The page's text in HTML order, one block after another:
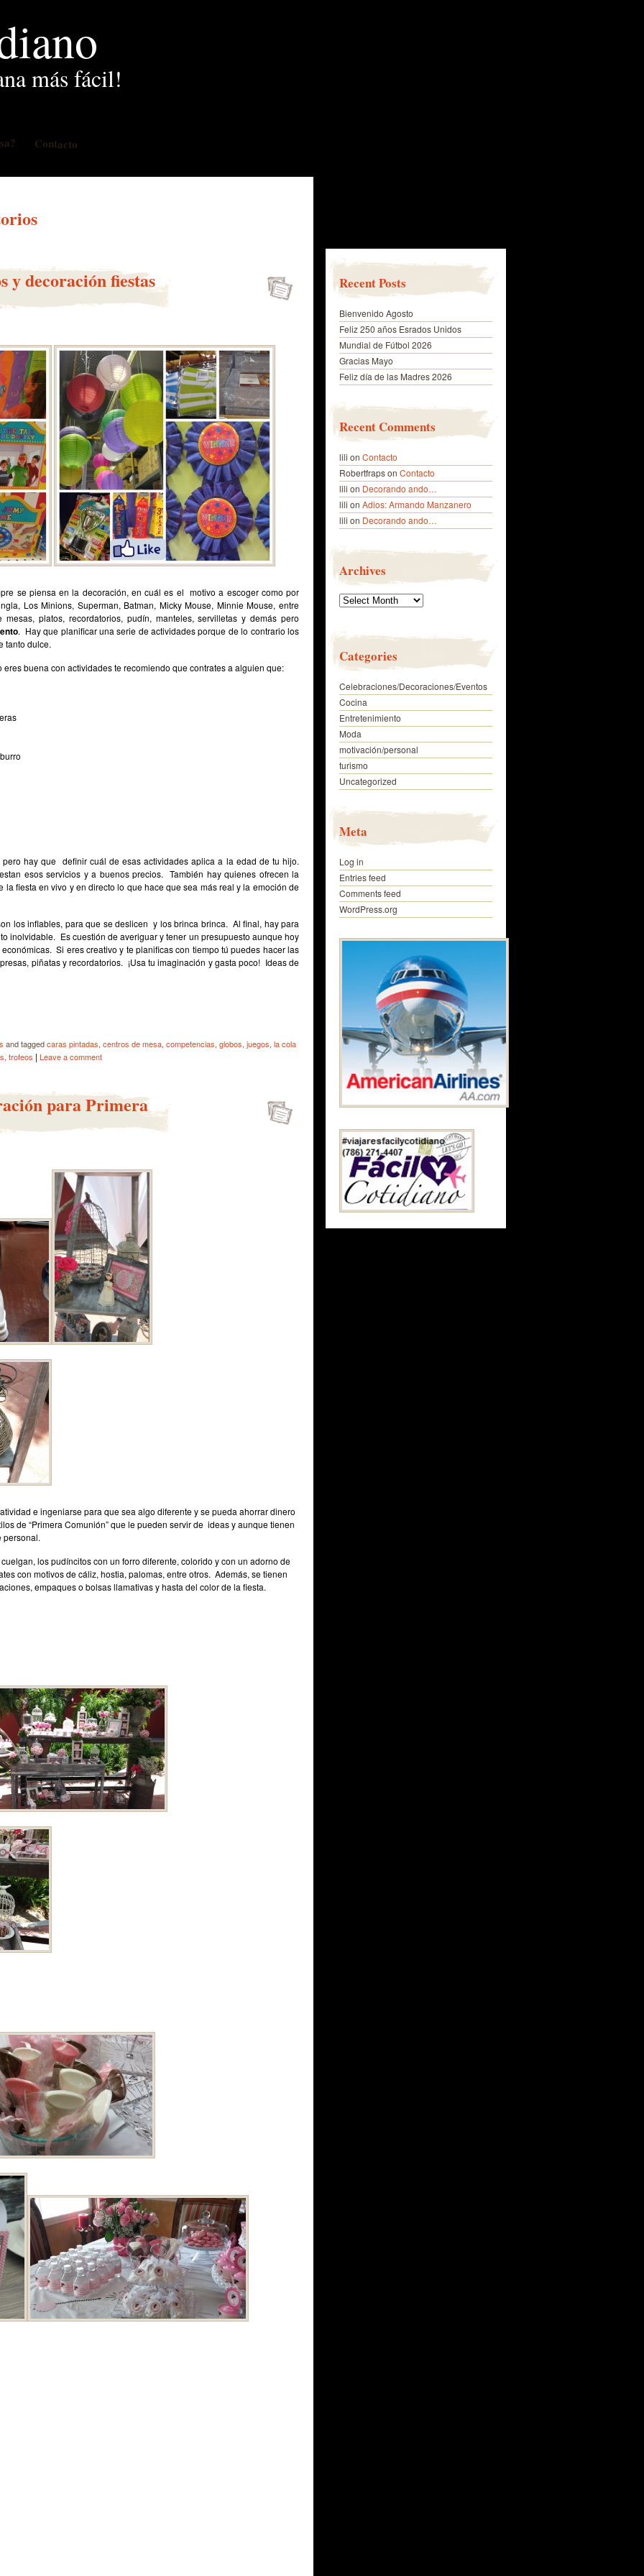
más fácil!
Contacto
y decoración fiestas
se piensa en la decoración, en cuál es el motivo a escoger como por
Los Minions, Superman, Batman, Micky Mouse, Minnie Mouse, entre
platos, recordatorios, pudín, manteles, servilletas y demás pero
. Hay que planificar una serie de actividades porque de lo contrario los
tanto dulce.
buena con actividades te recomiendo que contrates a alguien que:
hay que definir cuál de esas actividades aplica a la edad de tu hijo.
esos servicios y a buenos precios. También hay quienes ofrecen la
fiesta en vivo y en directo lo que hace que sea más real y la emoción de
los inflables, para que se deslicen y los brinca brinca. Al final, hay para
inolvidable. Es cuestión de averiguar y tener un presupuesto aunque hoy
Si eres creativo y te planificas con tiempo tú puedes hacer las
piñatas y recordatorios. ¡Usa tu imaginación y gasta poco! Ideas de
and taggedcaras pintadas, centros de mesa, competencias, globos, juegos, la cola
, trofeos | Leave a comment
para Primera
e ingeniarse para que sea algo diferente y se pueda ahorrar dinero
de “Primera Comunión” que le pueden servir de ideas y aunque tienen
personal.
los pudíncitos con un forro diferente, colorido y con un adorno de
con motivos de cáliz, hostia, palomas, entre otros. Además, se tienen
empaques o bolsas llamativas y hasta del color de la fiesta.
Recent Posts
Bienvenido Agosto
Feliz 250 años Esrados Unidos
Mundial de Fútbol 2026
Gracias Mayo
Feliz día de las Madres 2026
Recent Comments
lili on Contacto
Robertfrapson Contacto
lili on Decorando ando…
lili on Adios: Armando Manzanero
lili on Decorando ando…
Archives
Archives
Categories
Celebraciones/Decoraciones/Eventos
Cocina
Entretenimiento
Moda
motivación/personal
turismo
Uncategorized
Meta
Log in
Entries feed
Comments feed
WordPress.org